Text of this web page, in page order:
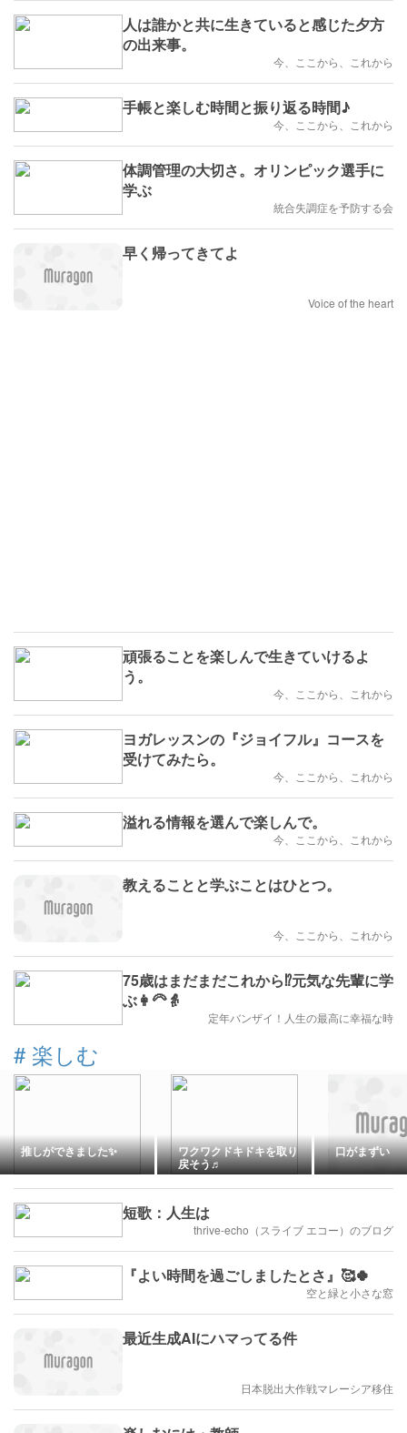
人は誰かと共に生きていると感じた夕方
の出来事。
今、ここから、これから
手帳と楽しむ時間と振り返る時間♪
今、ここから、これから
体調管理の大切さ。オリンピック選手に
学ぶ
統合失調症を予防する会
早く帰ってきてよ
Voice of the heart
頑張ることを楽しんで生きていけるよ
う。
今、ここから、これから
ヨガレッスンの『ジョイフル』コースを
受けてみたら。
今、ここから、これから
溢れる情報を選んで楽しんで。
今、ここから、これから
教えることと学ぶことはひとつ。
今、ここから、これから
75歳はまだまだこれから⁉元気な先輩に学
ぶ👩‍🦳👵
定年バンザイ！人生の最高に幸福な時
# 楽しむ
推しができました✨ ワクワクドキドキを取り
戻そう♬
口がまずい
短歌：人生は
thrive-echo（スライブ エコー）のブログ
『よい時間を過ごしましたとさ』🥰🍀
空と緑と小さな窓
最近生成AIにハマってる件
日本脱出大作戦マレーシア移住